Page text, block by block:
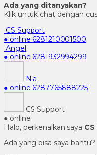
Ada yang ditanyakan?
Klik untuk chat dengan
CS Support
● online 6281210001500
Angel
● online 6281932994299
Nia
● online 6287765888225
CS Support
● online
Halo, perkenalkan saya
Ada yang bisa saya bantu?